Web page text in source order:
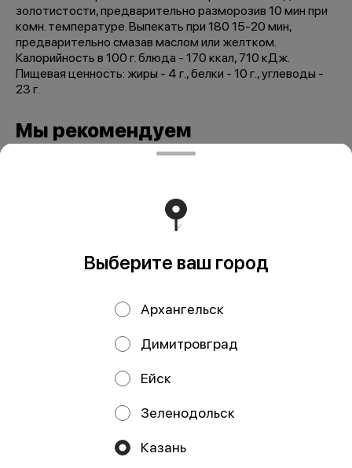
золотистости, предварительно разморозив 10 мин при
комн. температуре. Выпекать при 180 15-20 мин,
предварительно смазав маслом или желтком.
Калорийность в 100 г. блюда - 170 ккал, 710 кДж.
Пищевая ценность: жиры - 4 г., белки - 10 г., углеводы -
23 г.
Мы рекомендуем
цельнозерновые
Вареники 300 гр
ИП Давлетшина Гульназ Рашитовна
Выберите ваш город
Архангельск
Димитровград
Ейск
Зеленодольск
Казань